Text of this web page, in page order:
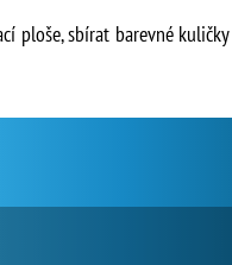
ploše, sbírat barevné